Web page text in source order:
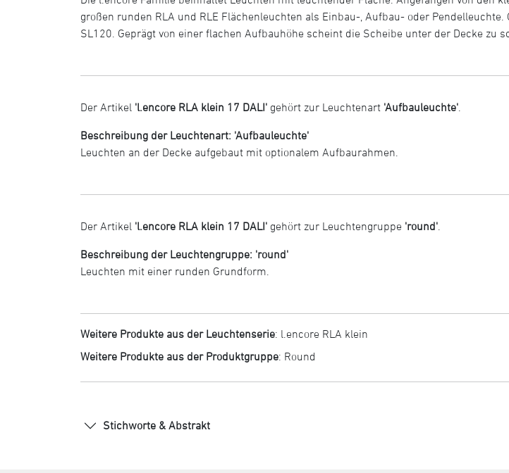
großen runden RLA und RLE Flächenleuchten als Einbau-, Aufbau- oder
SL120. Geprägt von einer flachen Aufbauhöhe scheint die Scheibe unter der Decke zu
Der Artikel 'l.encore RLA klein 17 DALI' gehört zur Leuchtenart 'Aufbauleuchte'
Beschreibung der Leuchtenart: 'Aufbauleuchte'
Leuchten an der Decke aufgebaut mit optionalem Aufbaurahmen.
Der Artikel 'l.encore RLA klein 17 DALI' gehört zur Leuchtengruppe 'round'
Beschreibung der Leuchtengruppe: 'round'
Leuchten mit einer runden Grundform.
Weitere Produkte aus der Leuchtenserie: l.encore RLA klein
Weitere Produkte aus der Produktgruppe: Round
Stichworte & Abstrakt